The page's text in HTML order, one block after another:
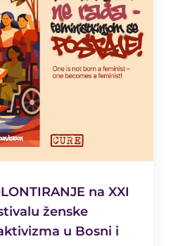
na XXI
ženske
u Bosni i